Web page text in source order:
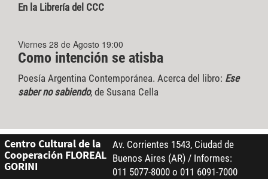
En la Librería del CCC
Viernes 28 de Agosto 19:00
Como intención se atisba
Poesía Argentina Contemporánea. Acerca del libro: Ese
saber no sabiendo, de Susana Cella
Centro Cultural de la
Cooperación FLOREAL
GORINI
Av. Corrientes 1543, Ciudad de
Buenos Aires (AR) / Informes:
011 5077-8000 o 011 6091-7000